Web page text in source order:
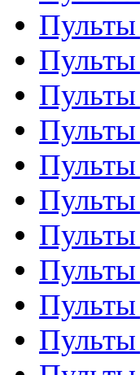
Пульты
Пульты
Пульты
Пульты
Пульты
Пульты
Пульты
Пульты